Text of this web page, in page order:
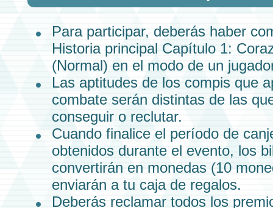
Para participar, deberás haber
Historia principal Capítulo 1:
(Normal) en el modo de un
Las aptitudes de los compis que
combate serán distintas de las
conseguir o reclutar.
Cuando finalice el período de
obtenidos durante el evento, los
convertirán en monedas(10
enviarán a tu caja de regalos.
Deberás reclamar todos los